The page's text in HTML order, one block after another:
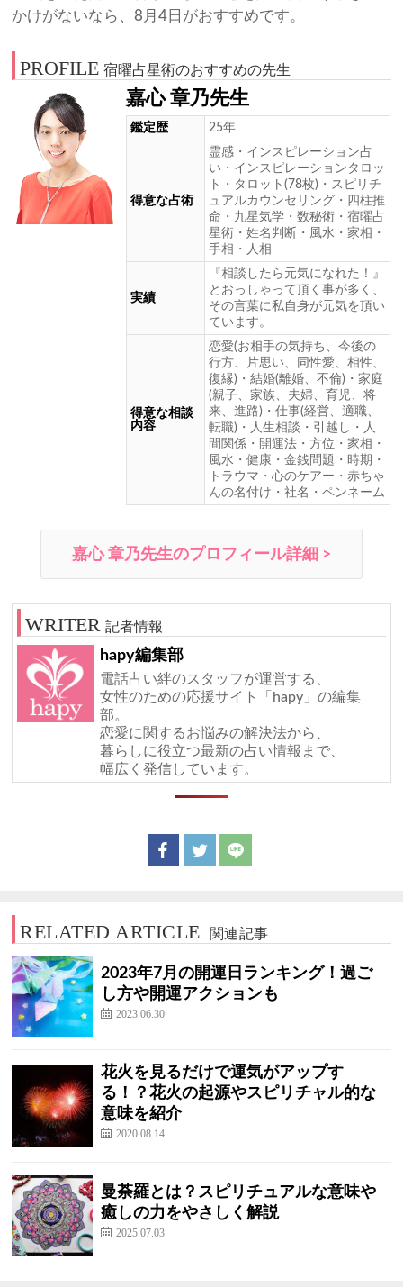
かけがないなら、8月4日がおすすめです。
PROFILE 宿曜占星術のおすすめの先生
嘉心 章乃先生
鑑定歴 25年
得意な占術
霊感・インスピレーション占
い・インスピレーションタロッ
ト・タロット(78枚)・スピリチ
ュアルカウンセリング・四柱推
命・九星気学・数秘術・宿曜占
星術・姓名判断・風水・家相・
手相・人相
実績
『相談したら元気になれた！』
とおっしゃって頂く事が多く、
その言葉に私自身が元気を頂い
ています。
得意な相談
内容
恋愛(お相手の気持ち、今後の
行方、片思い、同性愛、相性、
復縁)・結婚(離婚、不倫)・家庭
(親子、家族、夫婦、育児、将
来、進路)・仕事(経営、適職、
転職)・人生相談・引越し・人
間関係・開運法・方位・家相・
風水・健康・金銭問題・時期・
トラウマ・心のケアー・赤ちゃ
んの名付け・社名・ペンネーム
嘉心 章乃先生のプロフィール詳細 >
記者情報
hapy編集部
電話占い絆のスタッフが運営する、
女性のための応援サイト「hapy」の編集
部。
恋愛に関するお悩みの解決法から、
暮らしに役立つ最新の占い情報まで、
幅広く発信しています。
RELATED ARTICLE 関連記事
2023年7月の開運日ランキング！過ご
し方や開運アクションも
2023.06.30
花火を見るだけで運気がアップす
る！？花火の起源やスピリチャル的な
意味を紹介
2020.08.14
曼荼羅とは？スピリチュアルな意味や
癒しの力をやさしく解説
2025.07.03